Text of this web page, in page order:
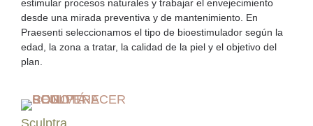
estimular procesos naturales y trabajar el envejecimiento
desde una mirada preventiva y de mantenimiento. En
Praesenti seleccionamos el tipo de bioestimulador según la
edad, la zona a tratar, la calidad de la piel y el objetivo del
plan.